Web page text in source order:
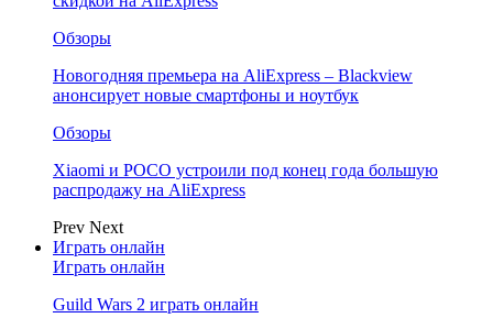
Обзоры
Новогодняя премьера на AliExpress – Blackview
анонсирует новые смартфоны и ноутбук
Обзоры
Xiaomi и POCO устроили под конец года большую
распродажу на AliExpress
Prev Next
Играть онлайн
Играть онлайн
Guild Wars 2 играть онлайн